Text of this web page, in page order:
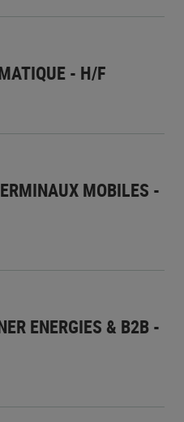
- H/F
MOBILES -
ENERGIES & B2B -